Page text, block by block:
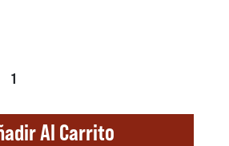
de Jabalí Premium cantidad
Al Carrito